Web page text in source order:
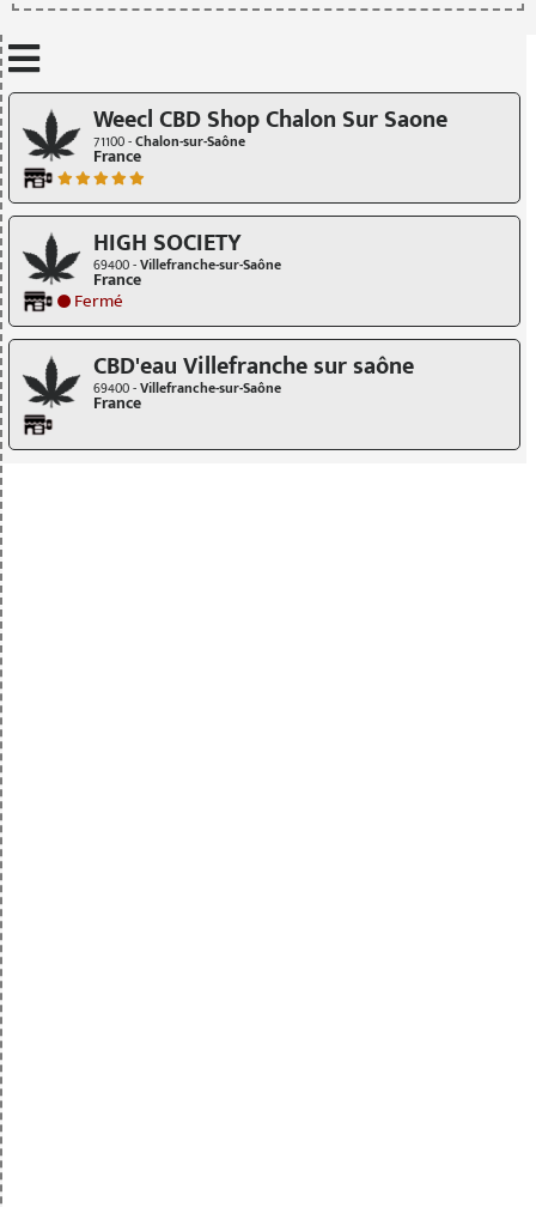
Weecl CBD Shop Chalon Sur Saone
71100 -Chalon-sur-Saône
France
HIGH SOCIETY
69400 -Villefranche-sur-Saône
France
Fermé
CBD'eau Villefranche sur saône
69400 -Villefranche-sur-Saône
France